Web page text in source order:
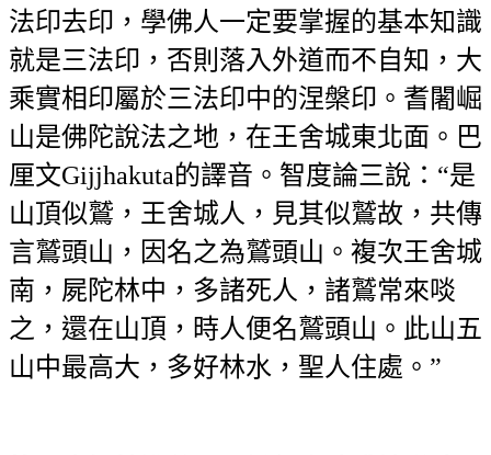
法印去印，學佛人一定要掌握的基本知識
就是三法印，否則落入外道而不自知，大
乘實相印屬於三法印中的涅槃印。耆闍崛
山是佛陀說法之地，在王舍城東北面。巴
厘文Gijjhakuta的譯音。智度論三說：“是
山頂似鷲，王舍城人，見其似鷲故，共傳
言鷲頭山，因名之為鷲頭山。複次王舍城
南，屍陀林中，多諸死人，諸鷲常來啖
之，還在山頂，時人便名鷲頭山。此山五
山中最高大，多好林水，聖人住處。”